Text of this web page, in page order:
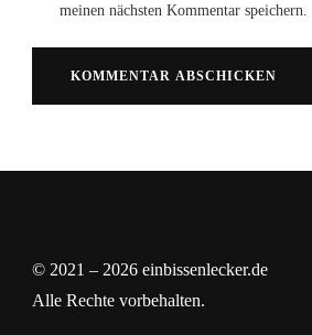
meinen nächsten Kommentar speichern.
© 2021 – 2026 einbissenlecker.de
Alle Rechte vorbehalten.